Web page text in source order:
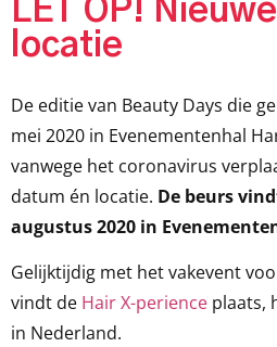
LET OP!
locatie
De editie van Beauty Days die
mei 2020 in Evenementenhal
vanwege het coronavirus
datum én locatie. De beurs
augustus 2020 in
Gelijktijdig met het vakevent
vindt de Hair X-perience plaats,
in Nederland.